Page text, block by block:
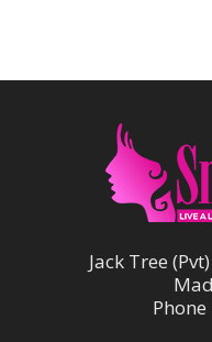
Jack Tree